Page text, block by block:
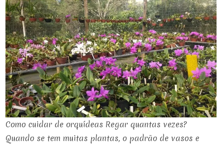
Como cuidar de orquídeas Regar quantas vezes?
Quando se tem muitas plantas, o padrão de vasos e